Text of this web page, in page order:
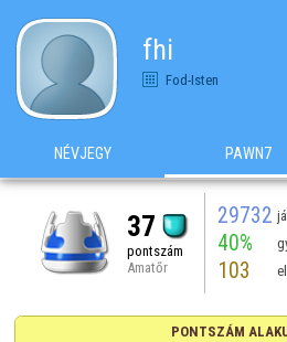
fhi
Fod-Isten
NÉVJEGY PAWN7
37
pontszám
Amatőr
29732
40%
103
PONTSZÁM